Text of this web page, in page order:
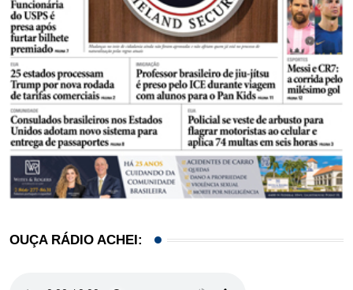
OUÇA RÁDIO ACHEI: